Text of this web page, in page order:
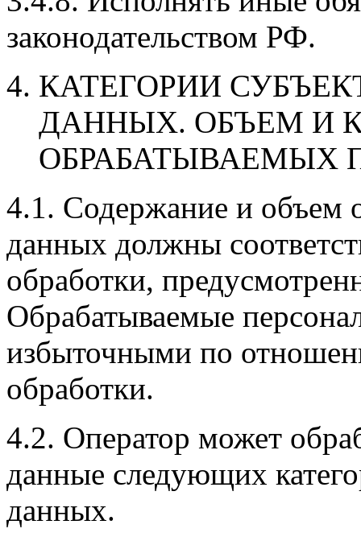
законодательством РФ.
КАТЕГОРИИ
ДАННЫХ. ОБЪЕМ И
ОБРАБАТЫВАЕМЫХ
4.1. Содержание и объем
данных должны
обработки,
Обрабатываемые
избыточными по
обработки.
4.2. Оператор может
данные следующих
данных.